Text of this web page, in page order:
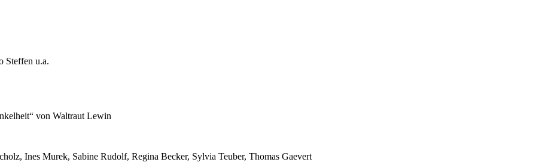
Steffen u.a.
von Waltraut Lewin
Ines Murek, Sabine Rudolf, Regina Becker, Sylvia Teuber, Thomas Gaevert